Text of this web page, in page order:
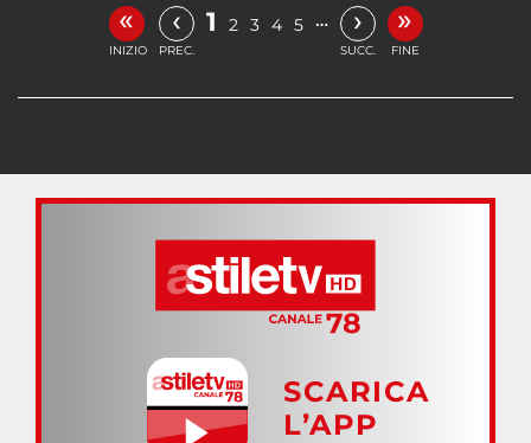
«
INIZIO
‹
PREC.
1 2 3 4 5 … ›
SUCC.
»
FINE
SCARICA
L’APP